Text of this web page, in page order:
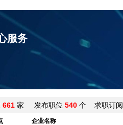
服务
661家 发布职位 540个 求职订阅
企业名称